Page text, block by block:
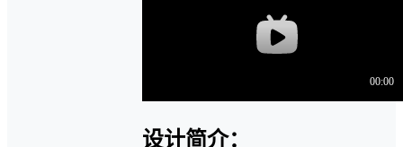
设计简介：